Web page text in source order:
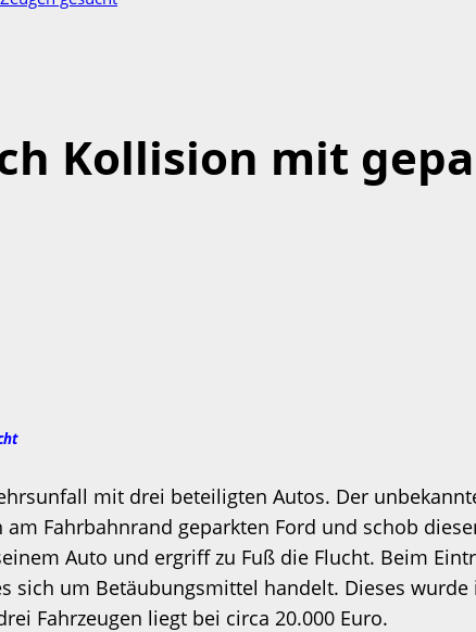
Kollision mit
mit drei beteiligten Autos. Der
Fahrbahnrand geparkten Ford und schob
Auto und ergriff zu Fuß die Flucht. Beim
sich um Betäubungsmittel handelt. Dieses
Fahrzeugen liegt bei circa 20.000 Euro.